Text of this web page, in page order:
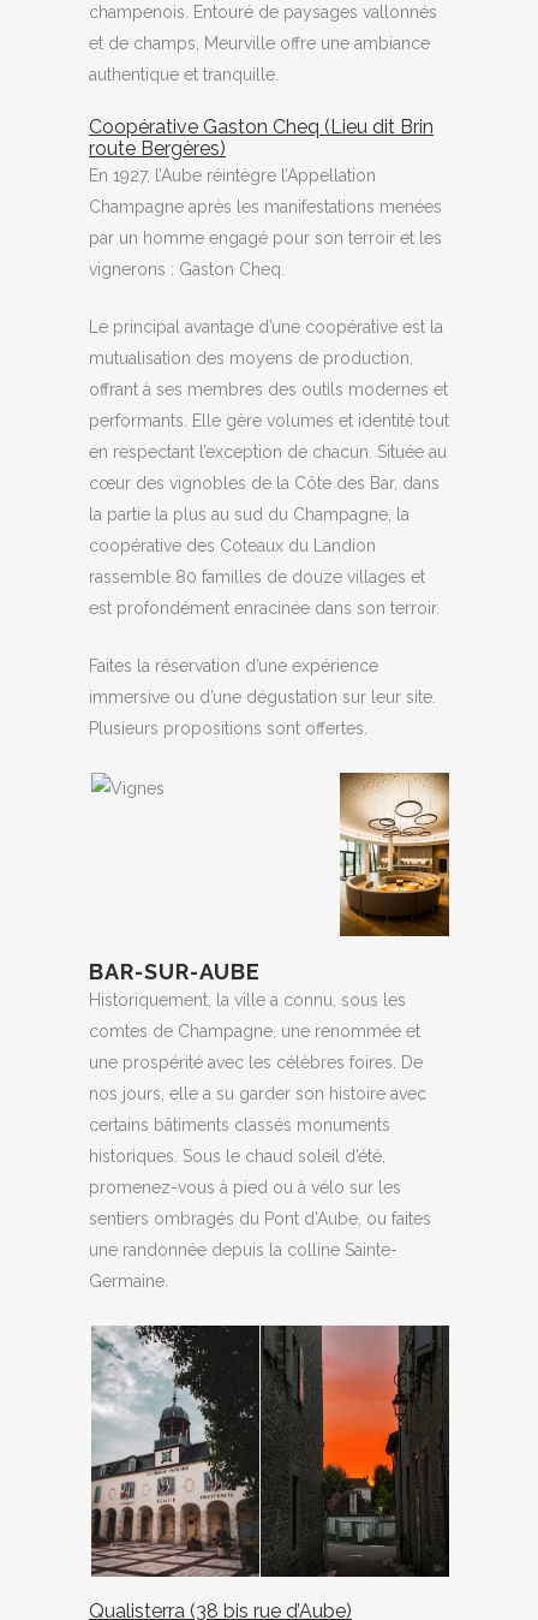
champenois. Entouré de paysages vallonnés
et de champs, Meurville offre une ambiance
authentique et tranquille.
Coopérative Gaston Cheq (Lieu dit Brin
route Bergères)
En 1927, l’Aube réintègre l’Appellation
Champagne après les manifestations menées
par un homme engagé pour son terroir et les
vignerons : Gaston Cheq.
Le principal avantage d’une coopérative est la
mutualisation des moyens de production,
offrant à ses membres des outils modernes et
performants. Elle gère volumes et identité tout
en respectant l’exception de chacun. Située au
cœur des vignobles de la Côte des Bar, dans
la partie la plus au sud du Champagne, la
coopérative des Coteaux du Landion
rassemble 80 familles de douze villages et
est profondément enracinée dans son terroir.
Faites la réservation d’une expérience
immersive ou d’une dégustation sur leur site.
Plusieurs propositions sont offertes.
BAR-SUR-AUBE
Historiquement, la ville a connu, sous les
comtes de Champagne, une renommée et
une prospérité avec les célèbres foires. De
nos jours, elle a su garder son histoire avec
certains bâtiments classés monuments
historiques. Sous le chaud soleil d’été,
promenez-vous à pied ou à vélo sur les
sentiers ombragés du Pont d’Aube, ou faites
une randonnée depuis la colline Sainte-
Germaine.
Qualisterra (38 bis rue d’Aube)